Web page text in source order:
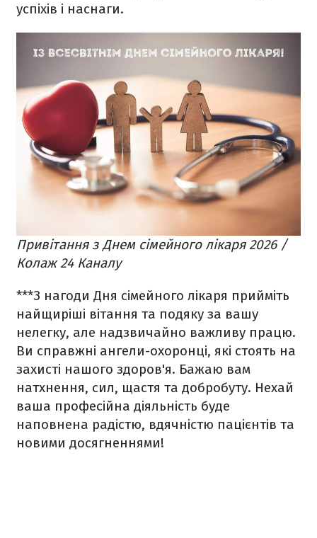
успіхів і наснаги.
Привітання з Днем сімейного лікаря 2026 /
Колаж 24 Каналу
***З нагоди Дня сімейного лікаря прийміть
найщиріші вітання та подяку за вашу
нелегку, але надзвичайно важливу працю.
Ви справжні ангели-охоронці, які стоять на
захисті нашого здоров'я. Бажаю вам
натхнення, сил, щастя та добробуту. Нехай
ваша професійна діяльність буде
наповнена радістю, вдячністю пацієнтів та
новими досягненнями!